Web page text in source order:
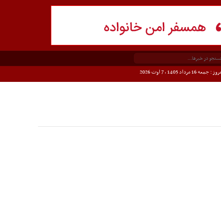
: جمعه 16 مرداد 1405 ، 7 اوت 2026